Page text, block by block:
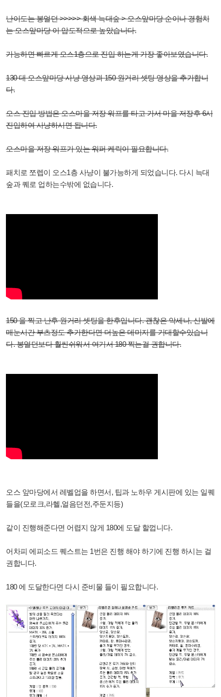
난이도는 봉얼던 >>>>> 회색 늑대숲 > 오스앞마당 순이나 경험치
는 오스앞마당 이 압도적으로 높았습니다.
가능하면 빠르게 오스1층으로 진입 하는게 가장 좋아보였습니다.
130 대 오스앞마당 사냥 영상과 150 원거리 셋팅 영상을 추가합니
다.
오스 진입 방법은 오스마을 저장 워프를 타고 가서 마을 저장후 6시
진입하여 사냥하시면 됩니다.
오스마을 저장 워프가 있는 워퍼 케릭이 필요합니다.
패치로 쪼렙이 오스1층 사냥이 불가능하게 되었습니다. 다시 늑대
숲과 퀘로 업하는수밖에 없습니다.
150 을 찍고 난후 원거리 셋팅을 한후입니다. 괜찮은 악세나, 신발에
매눈시간 부츠정도 추가한다면 더높은 데미지를 기대할수있습니
다. 봉얼던보다 훨씬쉬워서 여기서 180 찍는걸 권합니다.
오스 앞마당에서 레벨업을 하면서, 팁과 노하우 게시판에 있는 일퀘
들을(모로크,라헬,얼음던전,주둔지등)
같이 진행해준다면 어렵지 않게 180에 도달 할껍니다.
어차피 에피소드 퀘스트는 1번은 진행 해야 하기에 진행 하시는 걸
권합니다.
180 에 도달한다면 다시 준비물 들이 필요합니다.